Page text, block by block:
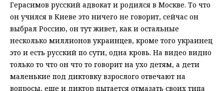
Герасимов русский адвокат и родился в Москве. То что
он учился в Киеве это ничего не говорит, сейчас он
выбрал Россию, он тут живет, как и остальные
несколько миллионов украинцев, кроме того украинец
это и есть русский по сути, одна кровь. На видео видно
только то что он что то говорит на ухо детям, а дети
маленькие под диктовку взрослого отвечают на
вопросы, еще и диктор пытается отмазать своих типа